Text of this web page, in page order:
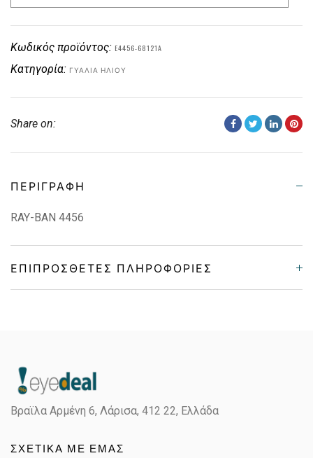
Κωδικός προϊόντος: E4456-68121A
Κατηγορία: ΓΥΑΛΙΆ ΗΛΊΟΥ
Share on:
ΠΕΡΙΓΡΑΦΉ
RAY-BAN 4456
ΕΠΙΠΡΌΣΘΕΤΕΣ ΠΛΗΡΟΦΟΡΊΕΣ
Color
Lens Color VIOLET
Color code
Βραϊλα Αρμένη 6, Λάρισα, 412 22, Ελλάδα
ΣΧΕΤΙΚΑ ΜΕ ΕΜΑΣ